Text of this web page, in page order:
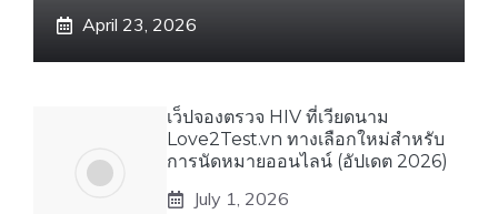
April 23, 2026
เว็ปจองตรวจ HIV ที่เวียดนาม
Love2Test.vn ทางเลือกใหม่สำหรับ
การนัดหมายออนไลน์ (อัปเดต 2026)
July 1, 2026